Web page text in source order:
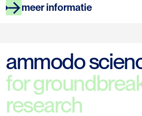
meer informatie
ammodo
for
research